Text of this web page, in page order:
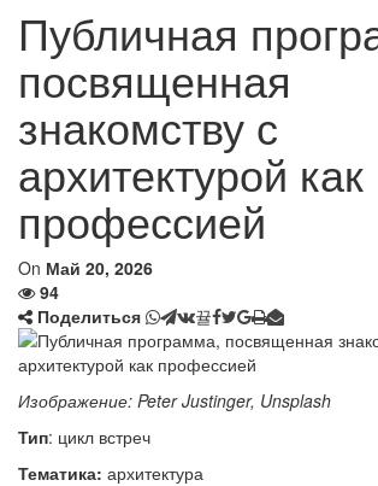
Публичная
посвященная
знакомству с
архитектурой как
профессией
On Май 20, 2026
94
Поделиться
Изображение: Peter Justinger, Unsplash
Тип: цикл встреч
Тематика: архитектура